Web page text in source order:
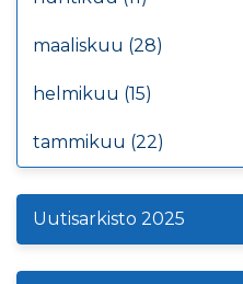
maaliskuu (28)
helmikuu (15)
tammikuu (22)
Uutisarkisto 2025